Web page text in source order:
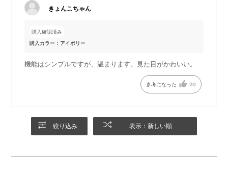
※60Hzでは最大出力650W、50Hzでは最大出力
500W。
●主なポイント
・16Lのコンパクトサイズ◎
・取っ手やダイヤルがアクセントの、シンプルながらも
きょんこちゃん
購入確認済み
購入カラー：アイボリー
機能はシンプルですが、温まります。見た目がかわいい。
参考になった 20
絞り込み 表示：新しい順